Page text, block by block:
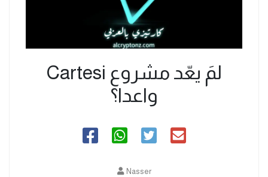
لمَ يعّد مشروع Cartesi
واعدا؟
Nasser